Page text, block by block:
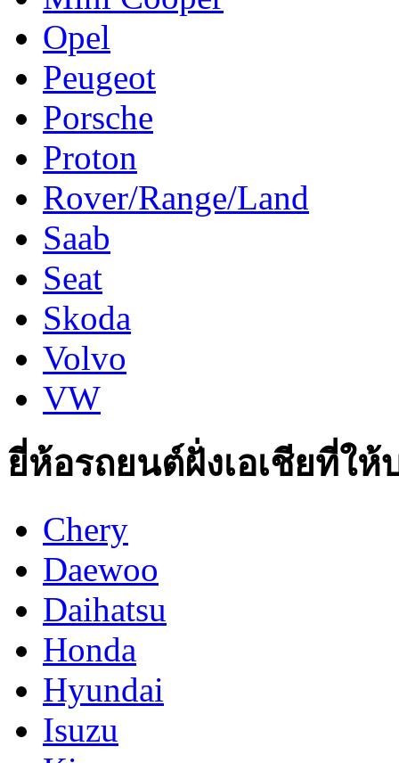
Opel
Peugeot
Porsche
Proton
Rover/Range/Land
Saab
Seat
Skoda
Volvo
VW
ยี่ห้อรถยนต์ฝั่งเอเชียที่ให้
Chery
Daewoo
Daihatsu
Honda
Hyundai
Isuzu